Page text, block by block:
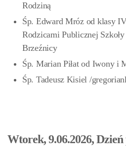
Rodziną
Śp. Edward Mróz od klasy
Rodzicami Publicznej
Brzeźnicy
Śp. Marian Piłat od Iwony i
Śp. Tadeusz Kisiel /
Wtorek, 9.06.2026, Dzień